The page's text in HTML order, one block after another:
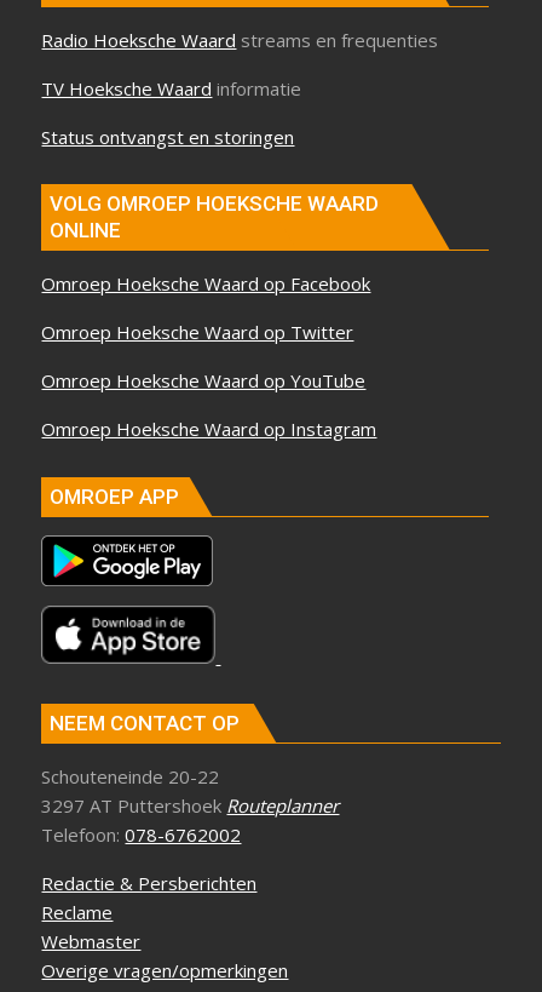
Radio Hoeksche Waard streams en frequenties
TV Hoeksche Waard informatie
Status ontvangst en storingen
VOLG OMROEP HOEKSCHE WAARD
ONLINE
Omroep Hoeksche Waard op Facebook
Omroep Hoeksche Waard op Twitter
Omroep Hoeksche Waard op YouTube
Omroep Hoeksche Waard op Instagram
OMROEP APP
NEEM CONTACT OP
Schouteneinde 20-22
3297 AT Puttershoek Routeplanner
Telefoon:078-6762002
Redactie & Persberichten
Reclame
Webmaster
Overige vragen/opmerkingen